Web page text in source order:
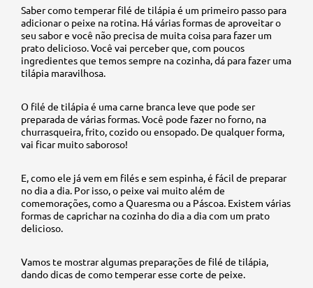
Saber como temperar filé de tilápia é um primeiro passo para
adicionar o peixe na rotina. Há várias formas de aproveitar o
seu sabor e você não precisa de muita coisa para fazer um
prato delicioso. Você vai perceber que, com poucos
ingredientes que temos sempre na cozinha, dá para fazer uma
tilápia maravilhosa.
O filé de tilápia é uma carne branca leve que pode ser
preparada de várias formas. Você pode fazer no forno, na
churrasqueira, frito, cozido ou ensopado. De qualquer forma,
vai ficar muito saboroso!
E, como ele já vem em filés e sem espinha, é fácil de preparar
no dia a dia. Por isso, o peixe vai muito além de
comemorações, como a Quaresma ou a Páscoa. Existem várias
formas de caprichar na cozinha do dia a dia com um prato
delicioso.
Vamos te mostrar algumas preparações de filé de tilápia,
dando dicas de como temperar esse corte de peixe.